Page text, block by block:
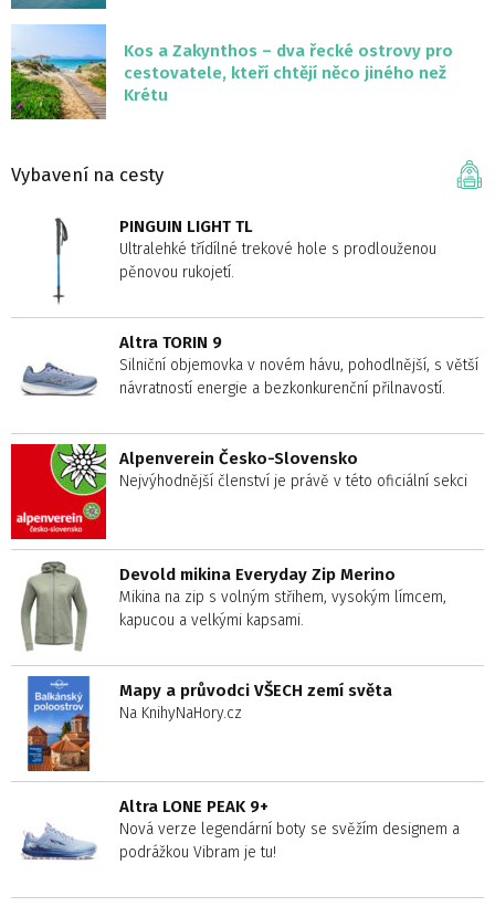
Kos a Zakynthos – dva řecké ostrovy pro
cestovatele, kteří chtějí něco jiného než
Krétu
Vybavení na cesty
PINGUIN LIGHT TL
Ultralehké třídílné trekové hole s prodlouženou
pěnovou rukojetí.
Altra TORIN 9
Silniční objemovka v novém hávu, pohodlnější, s větší
návratností energie a bezkonkurenční přilnavostí.
Alpenverein Česko-Slovensko
Nejvýhodnější členství je právě v této oficiální sekci
Devold mikina Everyday Zip Merino
Mikina na zip s volným střihem, vysokým límcem,
kapucou a velkými kapsami.
Mapy a průvodci VŠECH zemí světa
Na KnihyNaHory.cz
Altra LONE PEAK 9+
Nová verze legendární boty se svěžím designem a
podrážkou Vibram je tu!